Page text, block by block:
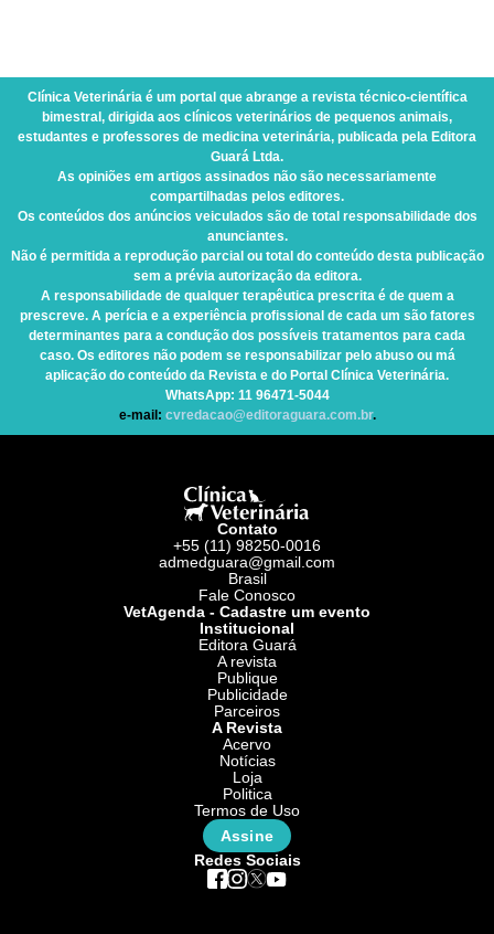
Clínica Veterinária é um portal que abrange a revista técnico-científica
bimestral, dirigida aos clínicos veterinários de pequenos animais,
estudantes e professores de medicina veterinária, publicada pela Editora
Guará Ltda.
As opiniões em artigos assinados não são necessariamente
compartilhadas pelos editores.
Os conteúdos dos anúncios veiculados são de total responsabilidade dos
anunciantes.
Não é permitida a reprodução parcial ou total do conteúdo desta publicação
sem a prévia autorização da editora.
A responsabilidade de qualquer terapêutica prescrita é de quem a
prescreve. A perícia e a experiência profissional de cada um são fatores
determinantes para a condução dos possíveis tratamentos para cada
caso. Os editores não podem se responsabilizar pelo abuso ou má
aplicação do conteúdo da Revista e do Portal Clínica Veterinária.
WhatsApp: 11 96471-5044
e-mail: cvredacao@editoraguara.com.br.
Contato
+55 (11) 98250-0016
admedguara@gmail.com
Brasil
Fale Conosco
VetAgenda - Cadastre um evento
Institucional
Editora Guará
A revista
Publique
Publicidade
Parceiros
A Revista
Acervo
Notícias
Loja
Politica
Termos de Uso
Assine
Redes Sociais